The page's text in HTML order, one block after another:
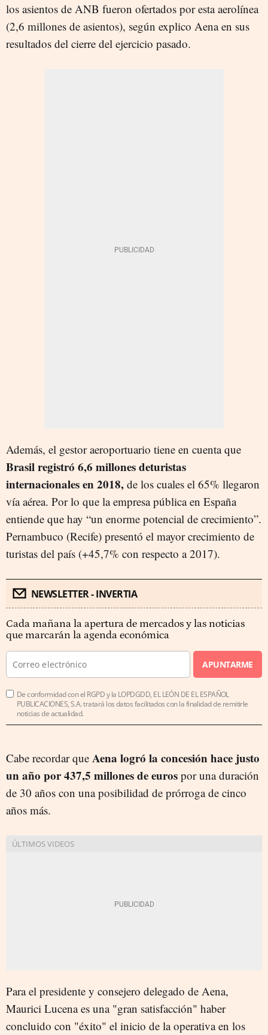
los asientos de ANB fueron ofertados por esta aerolínea
(2,6 millones de asientos), según explico Aena en sus
resultados del cierre del ejercicio pasado.
Además, el gestor aeroportuario tiene en cuenta que
Brasil registró 6,6 millones deturistas
internacionales en 2018, de los cuales el 65% llegaron
vía aérea. Por lo que la empresa pública en España
entiende que hay “un enorme potencial de crecimiento”.
Pernambuco (Recife) presentó el mayor crecimiento de
turistas del país (+45,7% con respecto a 2017).
NEWSLETTER - INVERTIA
Cada mañana la apertura de mercados y las noticias
que marcarán la agenda económica
APUNTARME
De conformidad con el RGPD y la LOPDGDD, EL LEÓN DE EL ESPAÑOL
PUBLICACIONES, S.A. tratará los datos facilitados con la finalidad de remitirle
noticias de actualidad.
Cabe recordar que Aena logró la concesión hace justo
un año por 437,5 millones de euros por una duración
de 30 años con una posibilidad de prórroga de cinco
años más.
Para el presidente y consejero delegado de Aena,
Maurici Lucena es una "gran satisfacción" haber
concluido con "éxito" el inicio de la operativa en los